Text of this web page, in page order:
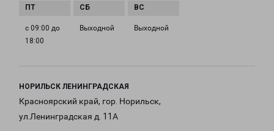
с 09:00 до
18:00
Выходной Выходной
НОРИЛЬСК ЛЕНИНГРАДСКАЯ
Красноярский край, гор. Норильск,
ул.Ленинградская д. 11А